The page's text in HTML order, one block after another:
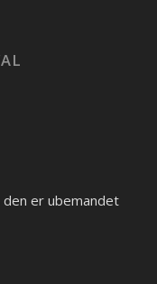
er ubemandet